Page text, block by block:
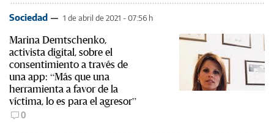
Sociedad 1 de abril de 2021 - 07:56 h
Marina Demtschenko,
activista digital, sobre el
consentimiento a través de
una app: “Más que una
herramienta a favor de la
víctima, lo es para el agresor”
0